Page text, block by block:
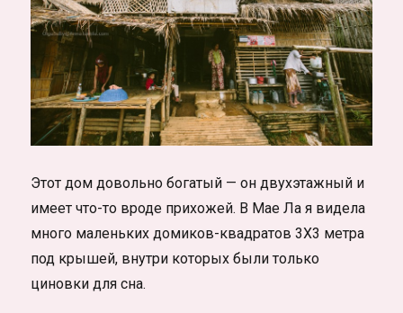
Этот дом довольно богатый — он двухэтажный и
имеет что-то вроде прихожей. В Мае Ла я видела
много маленьких домиков-квадратов 3Х3 метра
под крышей, внутри которых были только
циновки для сна.